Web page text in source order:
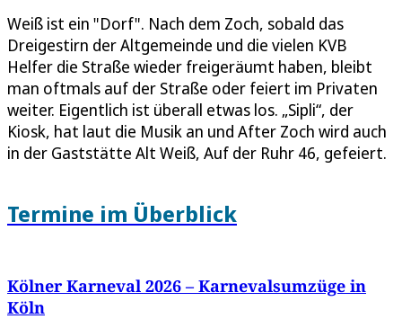
Weiß ist ein "Dorf". Nach dem Zoch, sobald das
Dreigestirn der Altgemeinde und die vielen KVB
Helfer die Straße wieder freigeräumt haben, bleibt
man oftmals auf der Straße oder feiert im Privaten
weiter. Eigentlich ist überall etwas los. „Sipli“, der
Kiosk, hat laut die Musik an und After Zoch wird auch
in der Gaststätte Alt Weiß, Auf der Ruhr 46, gefeiert.
Termine im Überblick
Kölner Karneval 2026 – Karnevalsumzüge in
Köln